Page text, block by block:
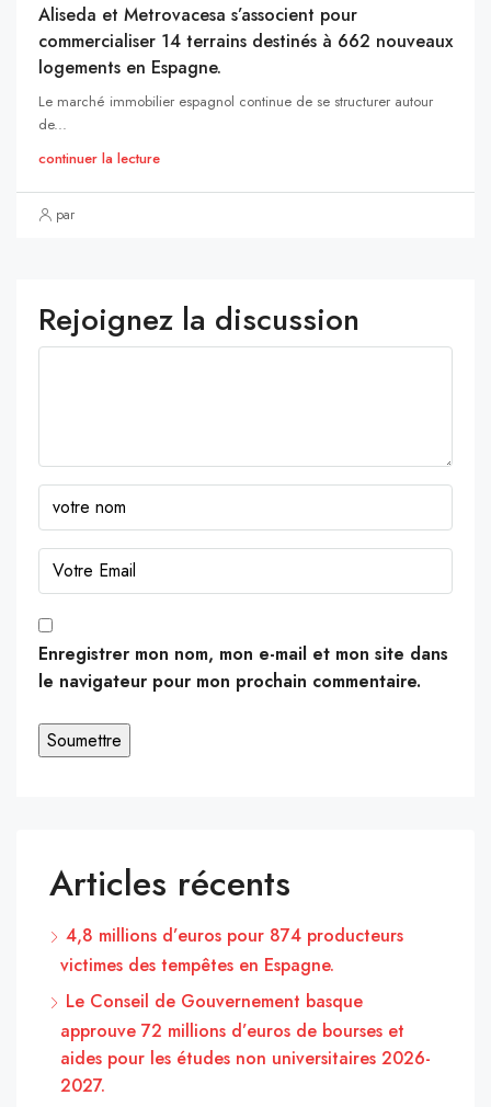
Aliseda et Metrovacesa s’associent pour
commercialiser 14 terrains destinés à 662 nouveaux
logements en Espagne.
Le marché immobilier espagnol continue de se structurer autour
de...
continuer la lecture
par
Rejoignez la discussion
Enregistrer mon nom, mon e-mail et mon site dans
le navigateur pour mon prochain commentaire.
Articles récents
4,8 millions d’euros pour 874 producteurs
victimes des tempêtes en Espagne.
Le Conseil de Gouvernement basque
approuve 72 millions d’euros de bourses et
aides pour les études non universitaires 2026-
2027.